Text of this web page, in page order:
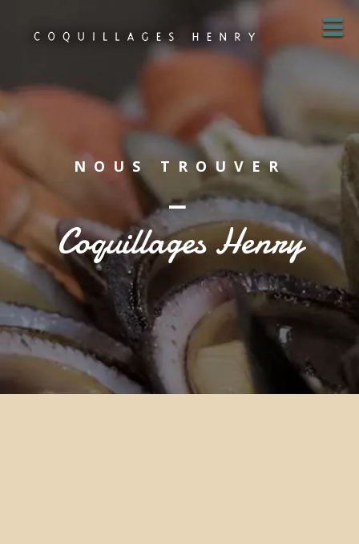
NOUS TROUVER
—
Coquillages Henry